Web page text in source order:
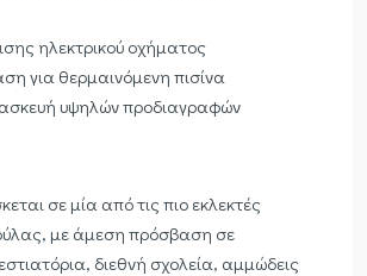
ηλεκτρικού οχήματος
για θερμαινόμενη πισίνα
υψηλών προδιαγραφών
σε μία από τις πιο εκλεκτές
με άμεση πρόσβαση σε
διεθνή σχολεία, αμμώδεις